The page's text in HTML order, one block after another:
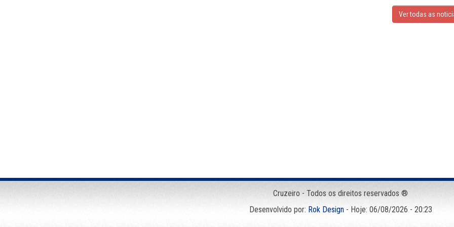
Ver todas as
Cruzeiro - Todos os direitos reservados ®
Desenvolvido por: Rok Design- Hoje: 06/08/2026 - 20:23